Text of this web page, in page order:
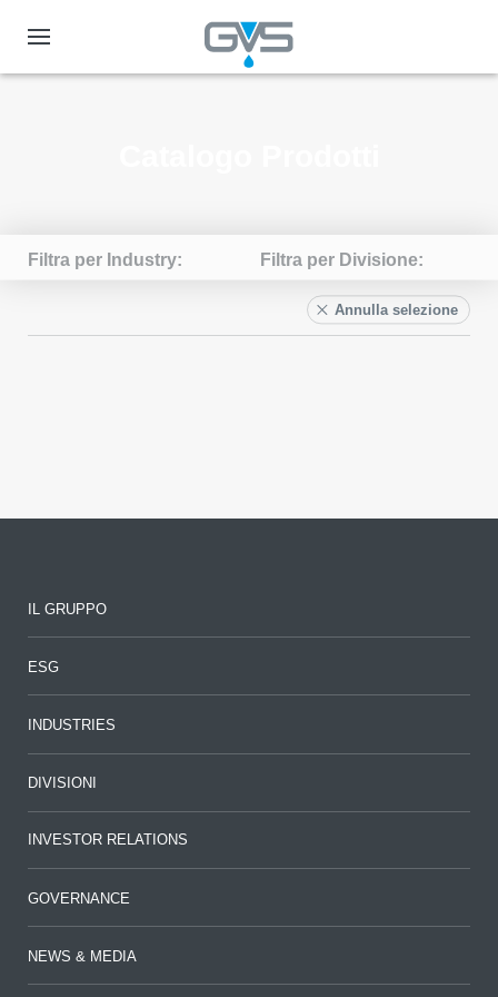
Filtra per Industry Filtra per Divisione
Annulla selezione
IL GRUPPO
ESG
INDUSTRIES
DIVISIONI
INVESTOR RELATIONS
GOVERNANCE
NEWS & MEDIA